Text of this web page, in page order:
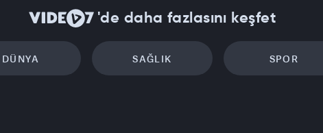
'de daha fazlasını keşfet
DÜNYA SAĞLIK SPOR